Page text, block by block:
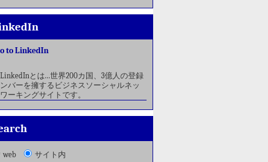
to LinkedIn
とは...世界200カ国、3億人の登録
ンバーを擁するビジネスソーシャルネッ
ワーキングサイトです。
web サイト内